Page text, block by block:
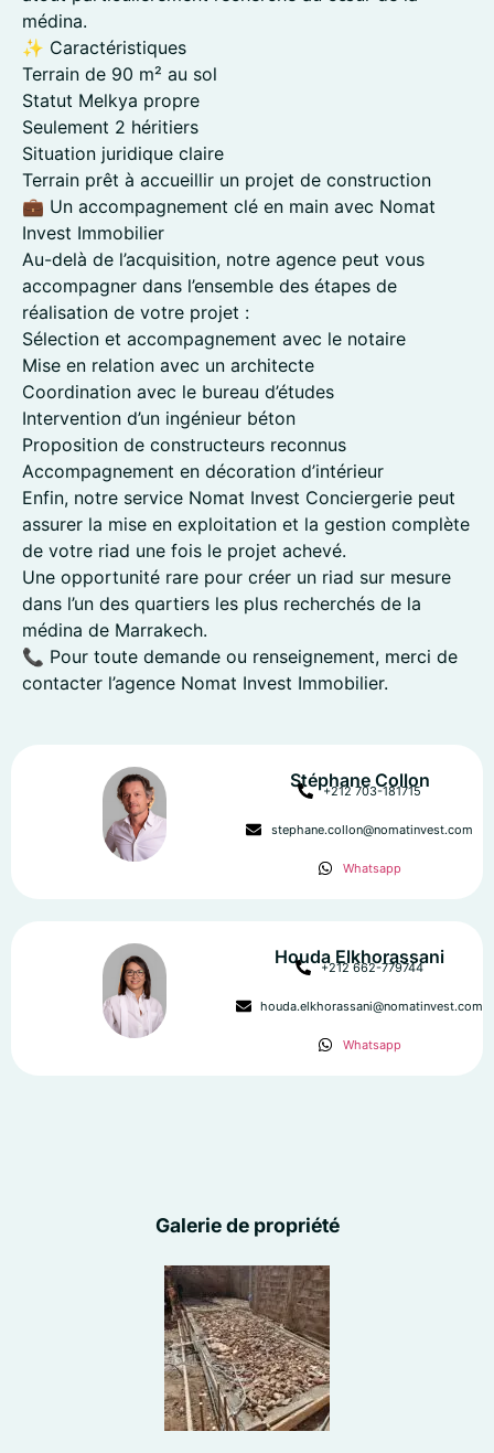
médina.
✨ Caractéristiques
Terrain de 90 m² au sol
Statut Melkya propre
Seulement 2 héritiers
Situation juridique claire
Terrain prêt à accueillir un projet de construction
💼 Un accompagnement clé en main avec Nomat
Invest Immobilier
Au-delà de l’acquisition, notre agence peut vous
accompagner dans l’ensemble des étapes de
réalisation de votre projet :
Sélection et accompagnement avec le notaire
Mise en relation avec un architecte
Coordination avec le bureau d’études
Intervention d’un ingénieur béton
Proposition de constructeurs reconnus
Accompagnement en décoration d’intérieur
Enfin, notre service Nomat Invest Conciergerie peut
assurer la mise en exploitation et la gestion complète
de votre riad une fois le projet achevé.
Une opportunité rare pour créer un riad sur mesure
dans l’un des quartiers les plus recherchés de la
médina de Marrakech.
📞 Pour toute demande ou renseignement, merci de
contacter l’agence Nomat Invest Immobilier.
Stéphane Collon
+212 703-181715
stephane.collon@nomatinvest.com
Whatsapp
Houda Elkhorassani
+212 662-779744
houda.elkhorassani@nomatinvest.com
Whatsapp
Galerie de propriété